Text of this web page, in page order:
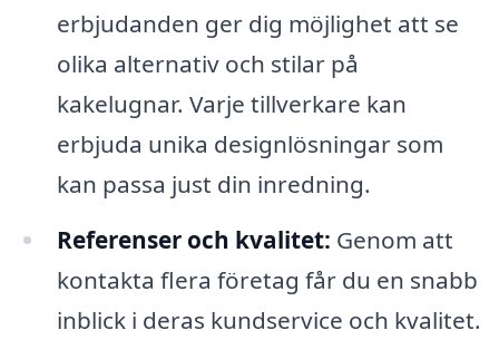
erbjudanden ger dig möjlighet att se
olika alternativ och stilar på
kakelugnar. Varje tillverkare kan
erbjuda unika designlösningar som
kan passa just din inredning.
Referenser och kvalitet: Genom att
kontakta flera företag får du en snabb
inblick i deras kundservice och kvalitet.